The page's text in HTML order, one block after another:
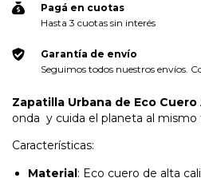
Pagá en cuotas
Hasta 3 cuotas sin interés
Garantía de envío
Seguimos todos nuestros envíos.
Zapatilla Urbana de Eco Cuero
onda y cuida el planeta al mismo
Características:
Material: Eco cuero de alta